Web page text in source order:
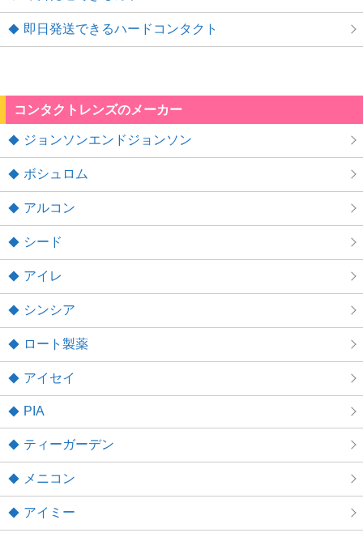
即日発送できるハードコンタクト
コンタクトレンズのメーカー
ジョンソンエンドジョンソン
ボシュロム
アルコン
シード
アイレ
シンシア
ロート製薬
アイセイ
PIA
ティーガーデン
メニコン
アイミー